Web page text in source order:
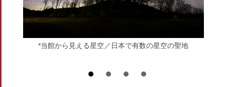
*当館から見える星空／日本で有数の星空の聖地